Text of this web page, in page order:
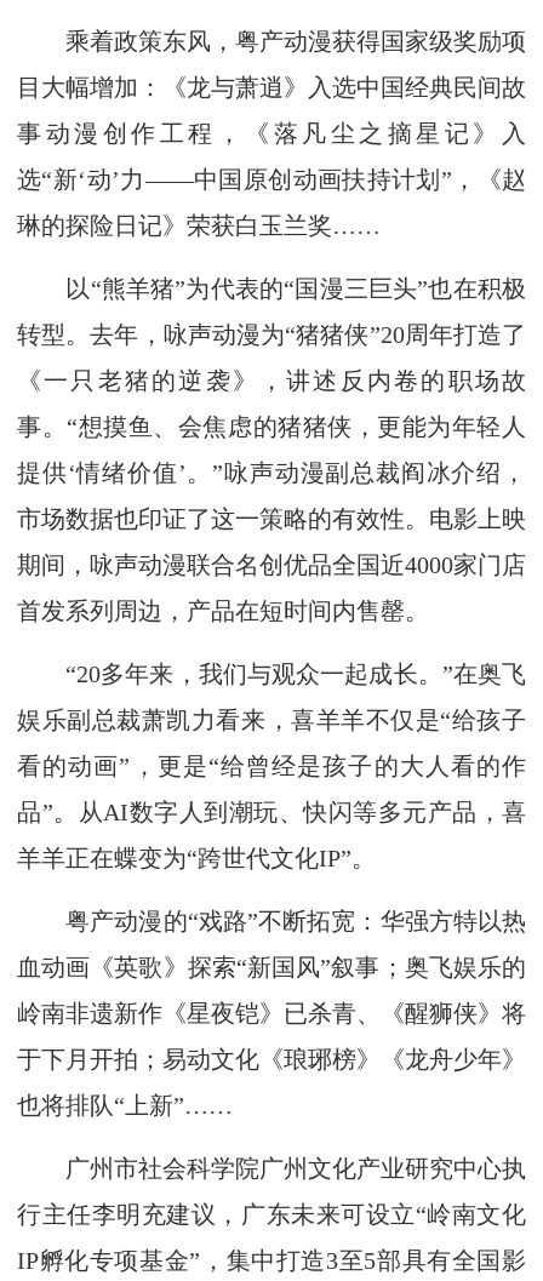
乘着政策东风，粤产动漫获得国家级奖励项
目大幅增加：《龙与萧逍》入选中国经典民间故
事动漫创作工程，《落凡尘之摘星记》入
选“新‘动’力——中国原创动画扶持计划”，《赵
琳的探险日记》荣获白玉兰奖……
以“熊羊猪”为代表的“国漫三巨头”也在积极
转型。去年，咏声动漫为“猪猪侠”20周年打造了
《一只老猪的逆袭》，讲述反内卷的职场故
事。“想摸鱼、会焦虑的猪猪侠，更能为年轻人
提供‘情绪价值’。”咏声动漫副总裁阎冰介绍，
市场数据也印证了这一策略的有效性。电影上映
期间，咏声动漫联合名创优品全国近4000家门店
首发系列周边，产品在短时间内售罄。
“20多年来，我们与观众一起成长。”在奥飞
娱乐副总裁萧凯力看来，喜羊羊不仅是“给孩子
看的动画”，更是“给曾经是孩子的大人看的作
品”。从AI数字人到潮玩、快闪等多元产品，喜
羊羊正在蝶变为“跨世代文化IP”。
粤产动漫的“戏路”不断拓宽：华强方特以热
血动画《英歌》探索“新国风”叙事；奥飞娱乐的
岭南非遗新作《星夜铠》已杀青、《醒狮侠》将
于下月开拍；易动文化《琅琊榜》《龙舟少年》
也将排队“上新”……
广州市社会科学院广州文化产业研究中心执
行主任李明充建议，广东未来可设立“岭南文化
IP孵化专项基金”，集中打造3至5部具有全国影